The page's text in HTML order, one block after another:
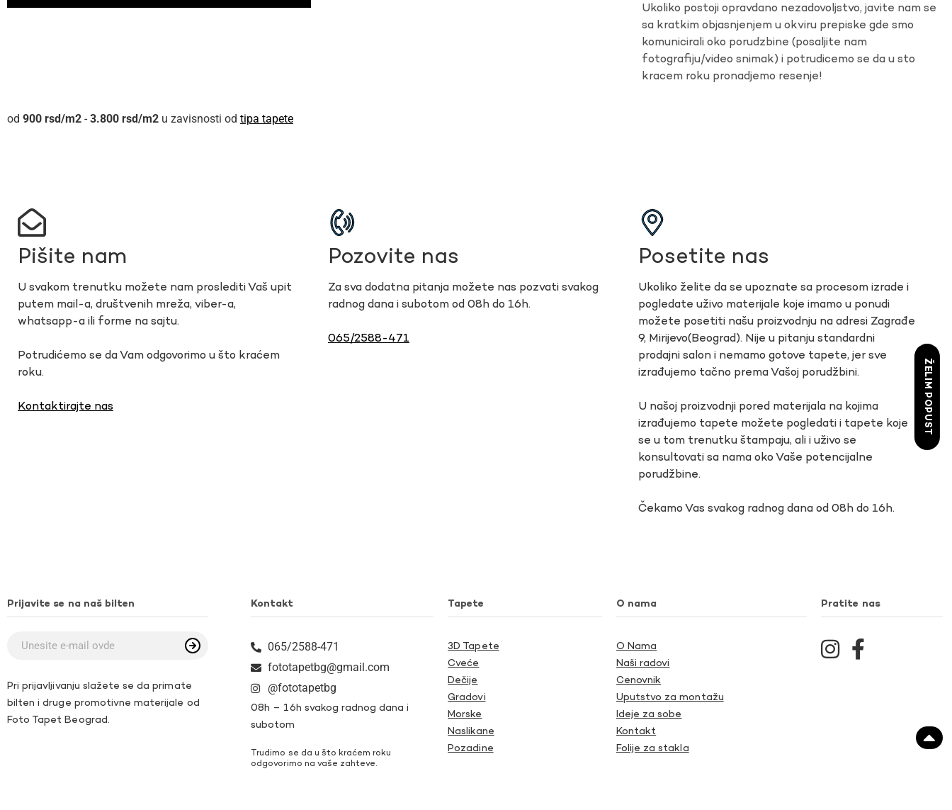
Ukoliko postoji opravdano nezadovoljstvo, javite nam se
sa kratkim objasnjenjem u okviru prepiske gde smo
komunicirali oko porudzbine (posaljite nam
fotografiju/video snimak) i potrudicemo se da u sto
kracem roku pronadjemo resenje!
900 rsd - 3.800 rsd u zavisnosti od tipa tapete
Pišite nam
U svakom trenutku možete nam proslediti Vaš upit
putem mail-a, društvenih mreža, viber-a,
whatsapp-a ili forme na sajtu.
Potrudićemo se da Vam odgovorimo u što kraćem
roku.
Kontaktirajte nas
Pozovite nas
Za sva dodatna pitanja možete nas pozvati svakog
radnog dana i subotom od 08h do 16h.
065/2588-471
Posetite nas
Ukoliko želite da se upoznate sa procesom izrade i
pogledate uživo materijale koje imamo u ponudi
možete posetiti našu proizvodnju na adresi Zagrađe
9, Mirijevo(Beograd). Nije u pitanju standardni
prodajni salon i nemamo gotove tapete, jer sve
izrađujemo tačno prema Vašoj porudžbini.
U našoj proizvodnji pored materijala na kojima
izrađujemo tapete možete pogledati i tapete koje
se u tom trenutku štampaju, ali i uživo se
konsultovati sa nama oko Vaše potencijalne
porudžbine.
Čekamo Vas svakog radnog dana od 08h do 16h.
Prijavite se na naš bilten
Pri prijavljivanju slažete se da primate
bilten i druge promotivne materijale od
Foto Tapet Beograd.
Kontakt
065/2588-471
fototapetbg@gmail.com
@fototapetbg
08h – 16h svakog radnog dana i
subotom
Trudimo se da u što kraćem roku
odgovorimo na vaše zahteve.
Tapete
3D Tapete
Cveće
Dečije
Gradovi
Morske
Naslikane
Pozadine
O nama
O Nama
Naši radovi
Cenovnik
Uputstvo za montažu
Ideje za sobe
Kontakt
Folije za stakla
Pratite nas
ŽELIM POPUST